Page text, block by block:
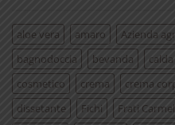
aloe vera amaro
Azienda
bagnodoccia
bevanda calda
cosmetico
crema crema
dissetante
Fichi Frati